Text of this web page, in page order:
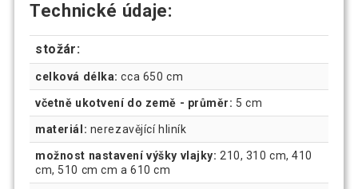
Technické údaje:
stožár:
celková délka: cca 650 cm
včetně ukotvení do země - průměr: 5 cm
materiál: nerezavějící hliník
možnost nastavení výšky vlajky: 210, 310 cm, 410
cm, 510 cm cm a 610 cm